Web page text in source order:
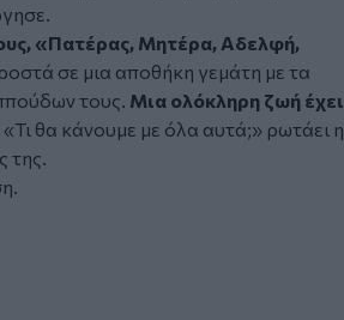
«Πατέρας, Μητέρα, Αδελφή,
σε μια αποθήκη γεμάτη με τα
τους. Μια ολόκληρη ζωή έχει
«Τι θα κάνουμε με όλα αυτά;» ρωτάει η
της.